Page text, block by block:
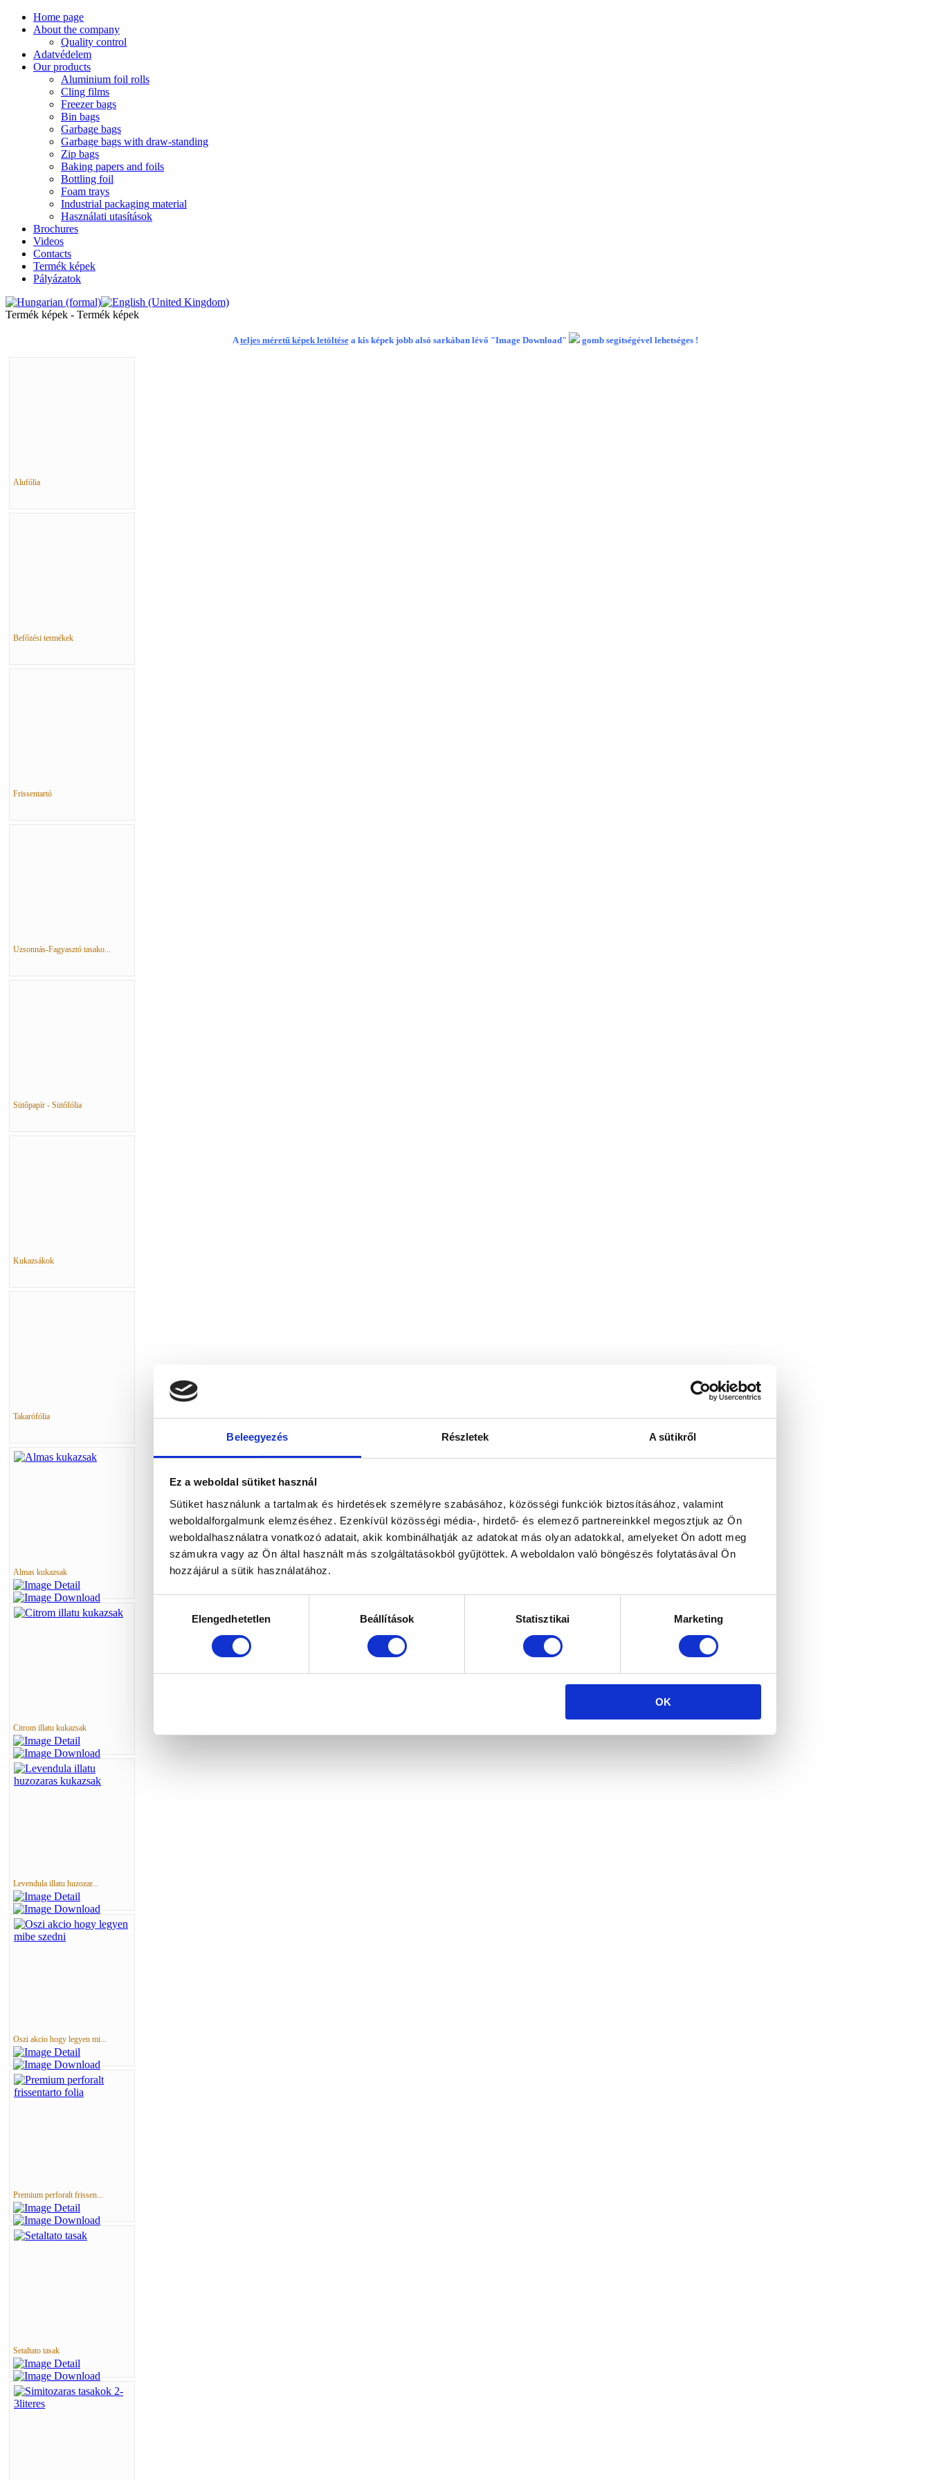
Beleegyezés Részletek A sütikről
Ez a weboldal sütiket használ
Sütiket használunk a tartalmak és hirdetések személyre szabásához, közösségi funkciók biztosításához, valamint
weboldalforgalmunk elemzéséhez. Ezenkívül közösségi média-, hirdető- és elemező partnereinkkel megosztjuk az Ön
weboldalhasználatra vonatkozó adatait, akik kombinálhatják az adatokat más olyan adatokkal, amelyeket Ön adott meg
számukra vagy az Ön által használt más szolgáltatásokból gyűjtöttek. A weboldalon való böngészés folytatásával Ön
hozzájárul a sütik használatához.
kiválasztásaElengedhetetlen Beállítások Statisztikai Marketing
OK
Home page
About the company
Quality control
Adatvédelem
Our products
Aluminium foil rolls
Cling films
Freezer bags
Bin bags
Garbage bags
Garbage bags with draw-standing
Zip bags
Baking papers and foils
Bottling foil
Foam trays
Industrial packaging material
Használati utasítások
Brochures
Videos
Contacts
Termék képek
Pályázatok
Termék képek - Termék képek
Ateljes méretű képek letöltésea kis képek jobb alsó sarkában lévő "Image Download" gomb segítségével lehetséges !
Alufólia
Befőzési termékek
Frissentartó
Uzsonnás-Fagyasztó tasako...
Sütőpapír - Sütőfólia
Kukazsákok
Takarófólia
Almas kukazsak
Citrom illatu kukazsak
Levendula illatu huzozar...
Oszi akcio hogy legyen mi...
Premium perforalt frissen...
Setaltato tasak